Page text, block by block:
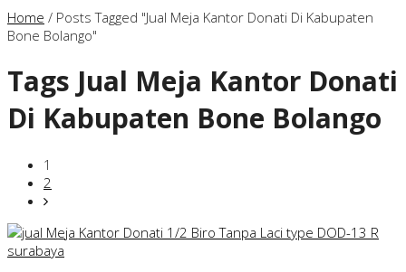
Home / Posts Tagged "Jual Meja Kantor Donati Di Kabupaten
Bone Bolango"
Tags Jual Meja Kantor Donati
Di Kabupaten Bone Bolango
1
2